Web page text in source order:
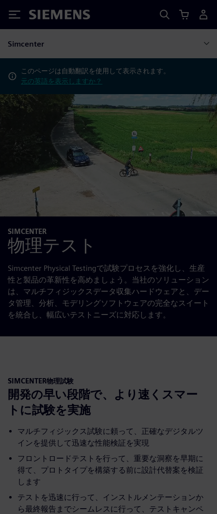
Siemens
Simcenter
このページは自動翻訳を使用して表示されます。
元の英語を表示しますか？
SIMCENTER
物理テスト
Simcenter Physical Testingで試験プロセスを強化し、生産
性と製品の革新性を高めましょう。当社のソリューション
は、マルチフィジックスデータ収集ハードウェアと、デー
タ管理、分析、モデリングソフトウェアの完全なスイート
を統合し、幅広いテストニーズに対応します。
SIMCENTER物理試験
開発の早い段階で、より速くスマー
トに試験を実施
マルチフィジックス試験に頼って、正確なデジタルツ
インを提供して迅速な性能検証を実現
フロントロードテストを行って、重要な洞察を早期に
得て、プロトタイプを構築する前に設計代替案を検証
します
テストを迅速に行って、インストルメンテーションか
ら最終報告までシームレスに行って、テストキャンペ